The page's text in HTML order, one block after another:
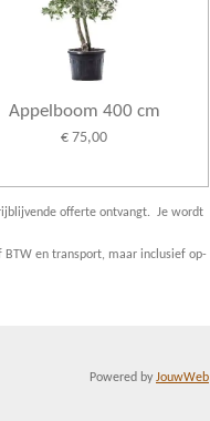
Appelboom 400 cm
€ 75,00
offerte ontvangt. Je wordt
BTW en transport, maar inclusief op-
Powered by JouwWeb